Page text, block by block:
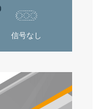
信号なし